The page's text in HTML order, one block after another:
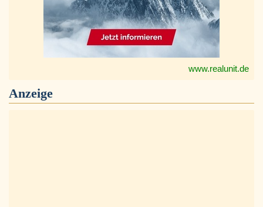
www.realunit.de
Anzeige